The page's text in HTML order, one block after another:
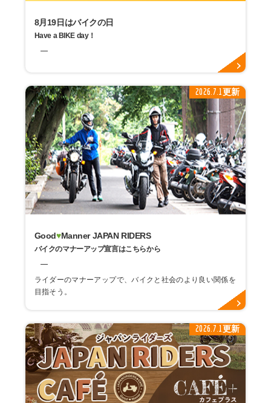
8月19日はバイクの日
Have a BIKE day！
2026.7.1更新
Good♥Manner JAPAN RIDERS
バイクのマナーアップ宣言はこちらから
ライダーのマナーアップで、バイクと社会のより良い関係を
目指そう。
2026.7.1更新